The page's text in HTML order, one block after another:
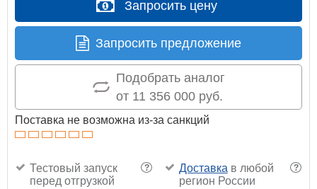
Запросить цену
Запросить предложение
Подобрать аналог
от 11 356 000 руб.
Поставка не возможна из-за санкций
?
Тестовый запуск
перед отгрузкой
?
Доставка в любой
регион России